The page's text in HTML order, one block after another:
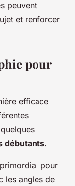
peuvent
et renforcer
pour
efficace
débutants.
pour
les angles de